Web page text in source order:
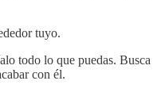
tuyo.
todo lo que puedas. Busca
con él.